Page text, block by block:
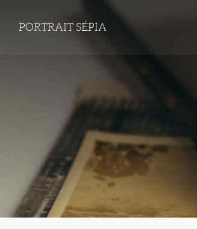
PORTRAIT SÉPIA